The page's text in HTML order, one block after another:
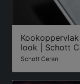
look | Schott
Schott Ceran